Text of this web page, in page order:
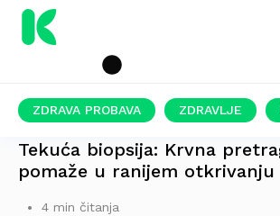
ZDRAVA PROBAVA ZDRAVLJE
Tekuća biopsija: Krvna
pomaže u ranijem
4 min čitanja